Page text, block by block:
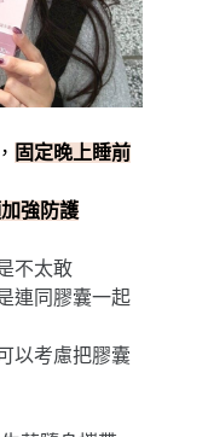
， 固定晚上睡前
強防護
不太敢
連同膠囊一起
以考慮把膠囊